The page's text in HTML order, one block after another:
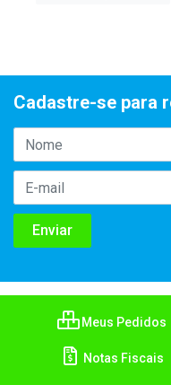
Cadastre-se para
Meus Pedidos
Notas Fiscais